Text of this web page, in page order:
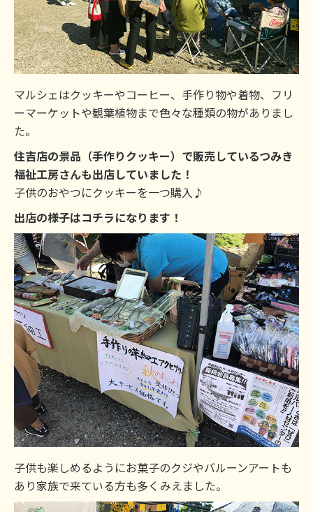
マルシェはクッキーやコーヒー、手作り物や着物、フリ
ーマーケットや観葉植物まで色々な種類の物がありまし
た。
住吉店の景品（手作りクッキー）で販売しているつみき
福祉工房さんも出店していました！
子供のおやつにクッキーを一つ購入♪
出店の様子はコチラになります！
子供も楽しめるようにお菓子のクジやバルーンアートも
あり家族で来ている方も多くみえました。